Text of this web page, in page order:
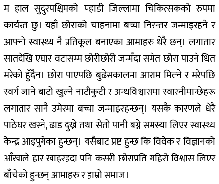
म हाल सुदुरपश्चिमको पहाडी जिल्लामा चिकित्सकको रुपमा
कार्यरत छु। यहाँ छोराको चाहनामा बच्चा निरन्तर जन्माइरहने र
आफ्नो स्वास्थ्य नै प्रतिकूल बनाएका आमाहरु धेरै छन्। लगातार
सातदेखि एघार वटासम्म छोरीछोरी जन्मँदा समेत छोरा पाउने धित
मरेको हुँदैन। छोरा पाएपछि बुढेसकालमा आराम मिल्ने र मरेपछि
स्वर्ग जाने बाटो खुल्ने नाटीकुटी र अन्धविश्वासमा स्वास्नीमान्छेहरू
लगातार सानै उमेरमा बच्चा जन्माइरहन्छन्। यसकै कारणले धेरै
पाठेघर खस्ने, ढाड दुख्ने तथा सेतो पानी बग्ने समस्या लिएर स्वास्थ्य
केन्द्र आइपुगेका हुन्छन्। यसैबाट प्रष्ट हुन्छ कि विवेक र विज्ञानको
आँखाले हार खाइरहदा पनि कसरी छोराप्रति गहिरो विश्वास लिएर
बाँचेको हुन्छन् आमाहरु र हाम्रो समाज।